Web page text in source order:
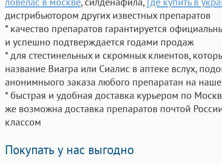
дистрибьютором других известных препаратов
* качество препаратов гарантируется
и успешно подтверждается годами продаж
* для стестинельных и скромных клиентов,
название Виагра или Сиалис в аптеке вслух,
анонимныого заказа любого препаратан на
* быстрая и удобная доставка курьером по
же возможна доставка препаратов почтой
классом
Покупать у нас выгодно